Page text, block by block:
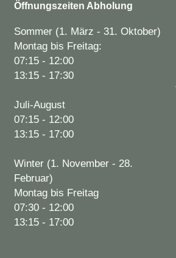
Öffnungszeiten Abholung
Sommer (1. März - 31. Oktober)
Montag bis Freitag:
07:15 - 12:00
13:15 - 17:30
Juli-August
07:15 - 12:00
13:15 - 17:00
Winter (1. November - 28.
Februar)
Montag bis Freitag
07:30 - 12:00
13:15 - 17:00